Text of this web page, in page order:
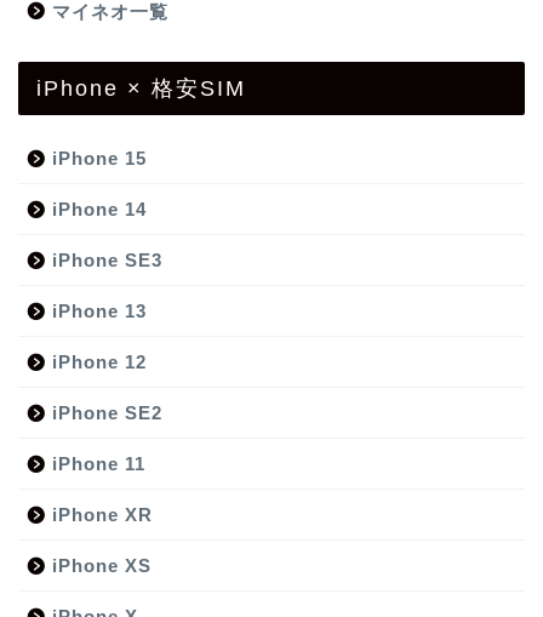
マイネオ一覧
iPhone × 格安SIM
iPhone 15
iPhone 14
iPhone SE3
iPhone 13
iPhone 12
iPhone SE2
iPhone 11
iPhone XR
iPhone XS